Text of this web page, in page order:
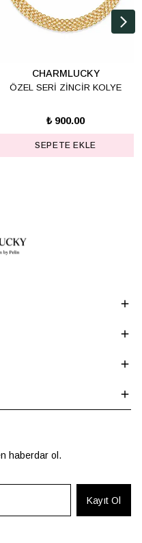
CHARMLUCKY
ÖZEL SERİ ZİNCİR KOLYE
₺ 900.00
SEPETE EKLE
haberdar ol.
Kayıt Ol